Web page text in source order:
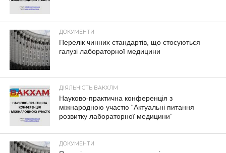
ДОКУМЕНТИ
Перелік чинних стандартів, що стосуються
галузі лабораторної медицини
ДІЯЛЬНІСТЬ ВАКХЛМ
Науково-практична конференція з
міжнародною участю “Актуальні питання
розвитку лабораторної медицини”
ДОКУМЕНТИ